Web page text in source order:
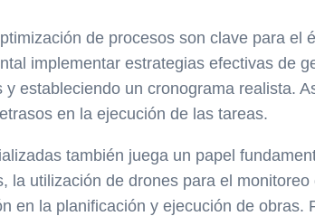
de procesos son clave para
implementar estrategias efectivas de
estableciendo un cronograma realista.
en la ejecución de las tareas.
también juega un papel
la utilización de drones para el
en la planificación y ejecución de